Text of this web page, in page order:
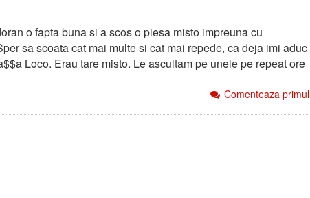
o fapta buna si a scos o piesa misto impreuna cu
sa scoata cat mai multe si cat mai repede, ca deja imi aduc
Loco. Erau tare misto. Le ascultam pe unele pe repeat ore
Comenteaza primul